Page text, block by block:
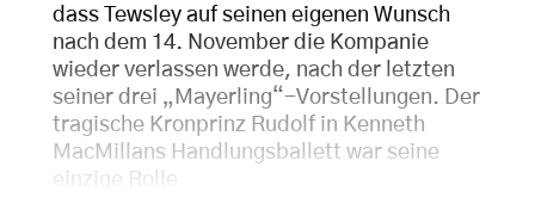
dass Tewsley auf seinen eigenen Wunsch
nach dem 14. November die Kompanie
wieder verlassen werde, nach der letzten
seiner drei „Mayerling“-Vorstellungen. Der
tragische Kronprinz Rudolf in Kenneth
MacMillans Handlungsballett war seine
einzige Rolle